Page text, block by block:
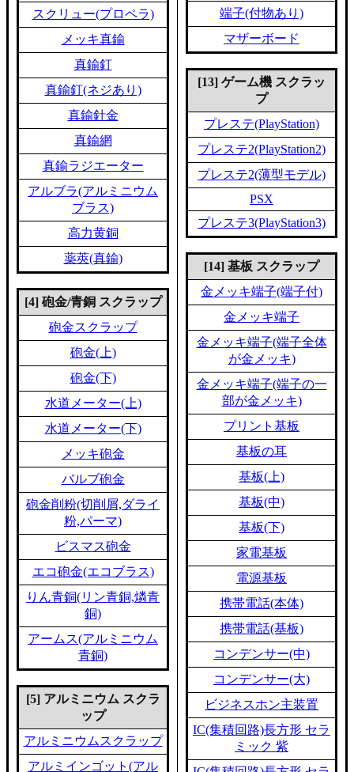
スクリュー(プロペラ)
メッキ真鍮
真鍮釘
真鍮釘(ネジあり)
真鍮針金
真鍮網
真鍮ラジエーター
アルブラ(アルミニウム
ブラス)
高力黄銅
薬莢(真鍮)
[4] 砲金/青銅 スクラップ
砲金スクラップ
砲金(上)
砲金(下)
水道メーター(上)
水道メーター(下)
メッキ砲金
バルブ砲金
砲金削粉(切削屑,ダライ
粉,パーマ)
ビスマス砲金
エコ砲金(エコブラス)
りん青銅(リン青銅,燐青
銅)
アームス(アルミニウム
青銅)
[5] アルミニウム スクラ
ップ
アルミニウムスクラップ
アルミインゴット(アル
端子(付物あり)
マザーボード
[13] ゲーム機 スクラッ
プ
プレステ(PlayStation)
プレステ2(PlayStation2)
プレステ2(薄型モデル)
PSX
プレステ3(PlayStation3)
[14] 基板 スクラップ
金メッキ端子(端子付)
金メッキ端子
金メッキ端子(端子全体
が金メッキ)
金メッキ端子(端子の一
部が金メッキ)
プリント基板
基板の耳
基板(上)
基板(中)
基板(下)
家電基板
電源基板
携帯電話(本体)
携帯電話(基板)
コンデンサー(中)
コンデンサー(大)
ビジネスホン主装置
IC(集積回路)長方形 セラ
ミック 紫